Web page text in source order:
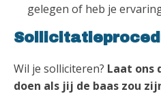
gelegen of heb je
Wil je solliciteren? Laat ons
doen als jij de baas zou